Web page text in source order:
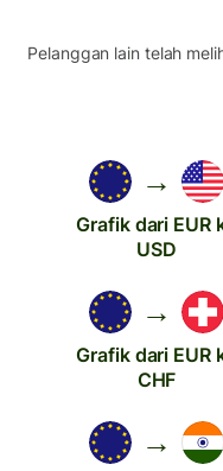
Pelanggan lain telah
→
Grafik dari EUR
USD
→
Grafik dari EUR
CHF
→